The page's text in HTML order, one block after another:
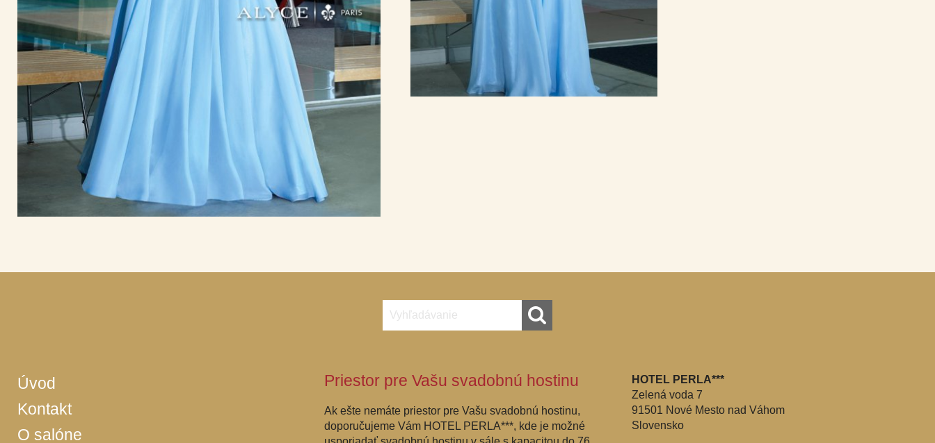
Úvod
Kontakt
O salóne
Priestor pre Vašu svadobnú hostinu
Ak ešte nemáte priestor pre Vašu svadobnú hostinu,
doporučujeme Vám HOTEL PERLA***, kde je možné
HOTEL PERLA***
Zelená voda 7
91501 Nové Mesto nad Váhom
Slovensko